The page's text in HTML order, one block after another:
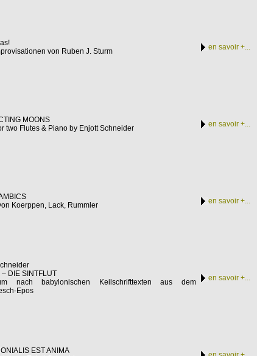
von Ruben J. Sturm
en savoir +...
MOONS
two Flutes & Piano by Enjott Schneider
en savoir +...
Koerppen, Lack, Rummler
en savoir +...
DIE SINTFLUT
nach babylonischen Keilschrifttexten aus dem
Epos
en savoir +...
EST ANIMA